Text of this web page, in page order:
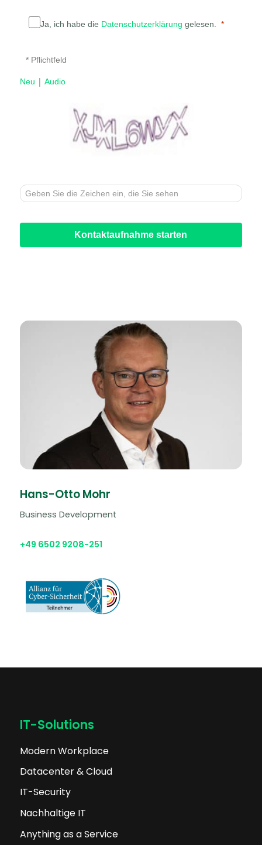
Ja, ich habe die Datenschutzerklärung gelesen.
* Pflichtfeld
Neu | Audio
Kontaktaufnahme starten
Hans-Otto Mohr
Business Development
+49 6502 9208-251
IT-Solutions
Modern Workplace
Datacenter & Cloud
IT-Security
Nachhaltige IT
Anything as a Service